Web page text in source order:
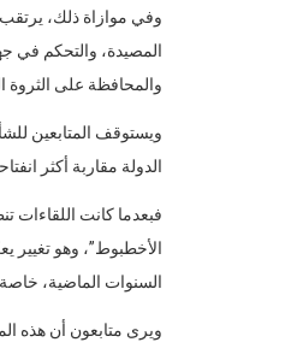
وفي موازاة ذلك، يرتقب
المصيدة، والتحكم في
والمحافظة على الثروة
ويستوقف المتابعين
الدولة مقاربة أكثر
فبعدما كانت اللقاءات
الأخطبوط”، وهو تغيير
السنوات الماضية،
ويرى متابعون أن هذه